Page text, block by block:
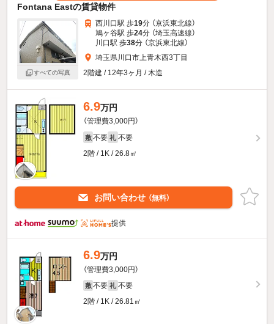
Fontana Eastの賃貸物件
すべての写真
西川口駅 歩19分 （京浜東北線）
鳩ヶ谷駅 歩24分 （埼玉高速線）
川口駅 歩38分 （京浜東北線）
埼玉県川口市上青木西3丁目
2階建 / 12年3ヶ月 / 木造
6.9万円
（管理費3,000円）
敷 不要 礼 不要
2階 / 1K / 26.8㎡
お問い合わせ （無料）
提供
6.9万円
（管理費3,000円）
敷 不要 礼 不要
2階 / 1K / 26.81㎡